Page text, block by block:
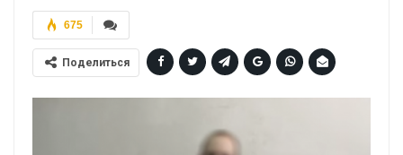
675
Поделиться